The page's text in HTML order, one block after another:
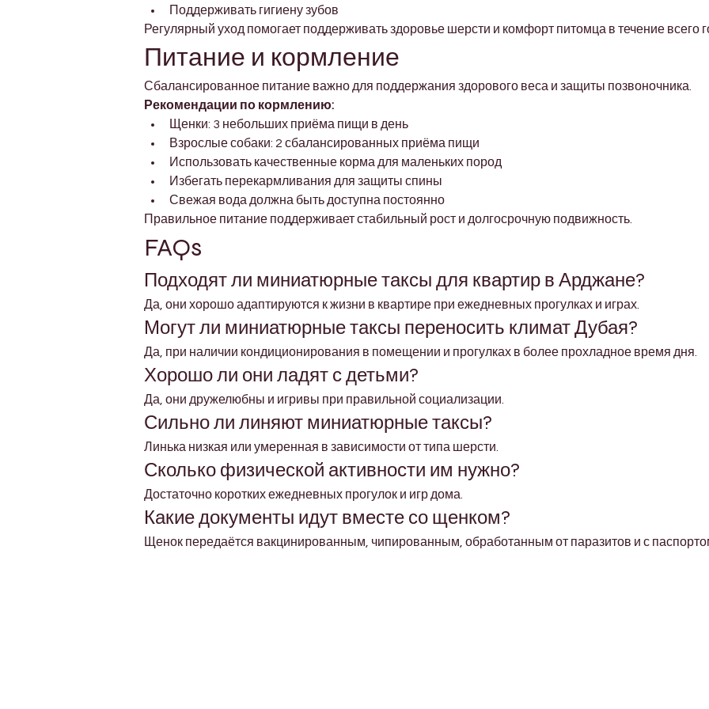
Поддерживать гигиену зубов
Регулярный уход помогает поддерживать здоровье шерсти и комфорт питомца в течение всего
Питание и кормление
Сбалансированное питание важно для поддержания здорового веса и защиты позвоночника.
Рекомендации по кормлению:
Щенки: 3 небольших приёма пищи в день
Взрослые собаки: 2 сбалансированных приёма пищи
Использовать качественные корма для маленьких пород
Избегать перекармливания для защиты спины
Свежая вода должна быть доступна постоянно
Правильное питание поддерживает стабильный рост и долгосрочную подвижность.
FAQs
Подходят ли миниатюрные таксы для квартир в Арджане?
Да, они хорошо адаптируются к жизни в квартире при ежедневных прогулках и играх.
Могут ли миниатюрные таксы переносить климат Дубая?
Да, при наличии кондиционирования в помещении и прогулках в более прохладное время дня.
Хорошо ли они ладят с детьми?
Да, они дружелюбны и игривы при правильной социализации.
Сильно ли линяют миниатюрные таксы?
Линька низкая или умеренная в зависимости от типа шерсти.
Сколько физической активности им нужно?
Достаточно коротких ежедневных прогулок и игр дома.
Какие документы идут вместе со щенком?
Щенок передаётся вакцинированным, чипированным, обработанным от паразитов и с